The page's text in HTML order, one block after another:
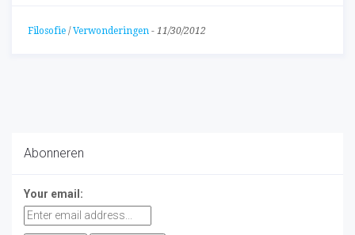
Filosofie /Verwonderingen - 11/30/2012
Abonneren
Your email: